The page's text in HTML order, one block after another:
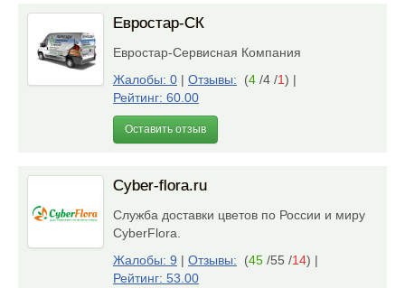
Евростар-СК
Евростар-Сервисная Компания
Жалобы: 0 | Отзывы: (4 /4 /1) |
Рейтинг: 60.00
Оставить отзыв
Cyber-flora.ru
Служба доставки цветов по России и миру
CyberFlora.
Жалобы: 9 | Отзывы: (45 /55 /14) |
Рейтинг: 53.00